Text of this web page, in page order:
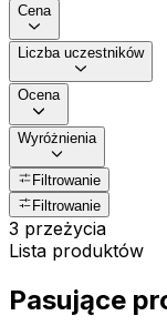
Cena
Liczba uczestników
Ocena
Wyróżnienia
Filtrowanie
Filtrowanie
3 przeżycia
Lista produktów
Pasujące